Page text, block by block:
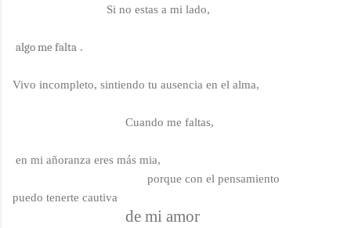
Si no estas a mi lado,
algo me falta .
Vivo incompleto, sintiendo tu ausencia en el alma,
Cuando me faltas,
en mi añoranza eres más mia,
porque con el pensamiento
puedo tenerte cautiva
de mi amor